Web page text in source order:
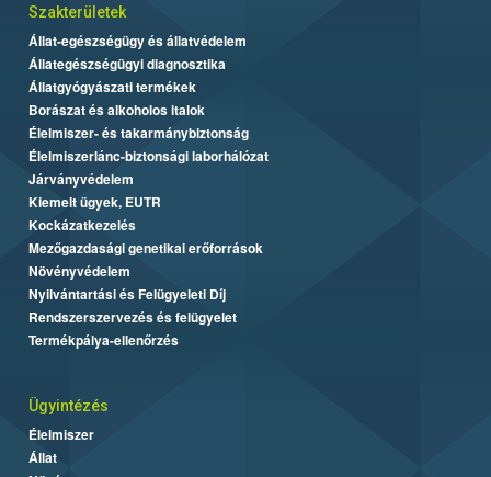
Szakterületek
Állat-egészségügy és állatvédelem
Állategészségügyi diagnosztika
Állatgyógyászati termékek
Borászat és alkoholos italok
Élelmiszer- és takarmánybiztonság
Élelmiszerlánc-biztonsági laborhálózat
Járványvédelem
Kiemelt ügyek, EUTR
Kockázatkezelés
Mezőgazdasági genetikai erőforrások
Növényvédelem
Nyilvántartási és Felügyeleti Díj
Rendszerszervezés és felügyelet
Termékpálya-ellenőrzés
Ügyintézés
Élelmiszer
Állat